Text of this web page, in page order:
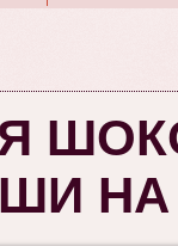
НА